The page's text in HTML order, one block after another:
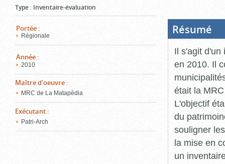
Type : Inventaire-évaluation
Portée :
Régionale
Année :
2010
Maître d'oeuvre :
MRC de La Matapédia
Exécutant :
Patri-Arch
Résumé
Il s'agit d'un
en 2010. Il
était la
L'objectif
du
souligner
la mise en
un